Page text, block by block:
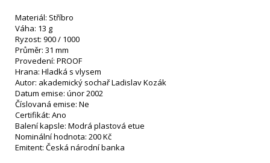
Materiál: Stříbro
Váha: 13 g
Ryzost: 900 / 1000
Průměr: 31 mm
Provedení: PROOF
Hrana: Hladká s vlysem
Autor: akademický sochař Ladislav Kozák
Datum emise: únor 2002
Číslovaná emise: Ne
Certifikát: Ano
Balení kapsle: Modrá plastová etue
Nominální hodnota: 200 Kč
Emitent: Česká národní banka